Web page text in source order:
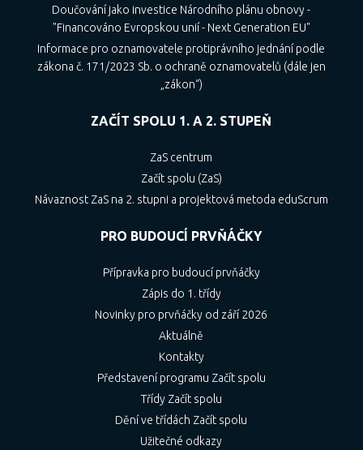
Doučování jako investice Národního plánu obnovy -
"Financováno Evropskou unií - Next Generation EU"
Informace pro oznamovatele protiprávního jednání podle
zákona č. 171/2023 Sb. o ochraně oznamovatelů (dále jen
„zákon“)
ZAČÍT SPOLU 1. A 2. STUPEŇ
ZaS centrum
Začít spolu (ZaS)
Návaznost ZaS na 2. stupni a projektová metoda eduScrum
PRO BUDOUCÍ PRVŇÁČKY
Přípravka pro budoucí prvňáčky
Zápis do 1. třídy
Novinky pro prvňáčky od září 2026
Aktuálně
Kontakty
Představení programu Začít spolu
Třídy Začít spolu
Dění ve třídách Začít spolu
Užitečné odkazy